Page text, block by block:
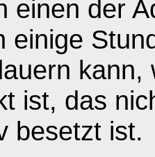
einen der
einige
ist, das
besetzt ist.